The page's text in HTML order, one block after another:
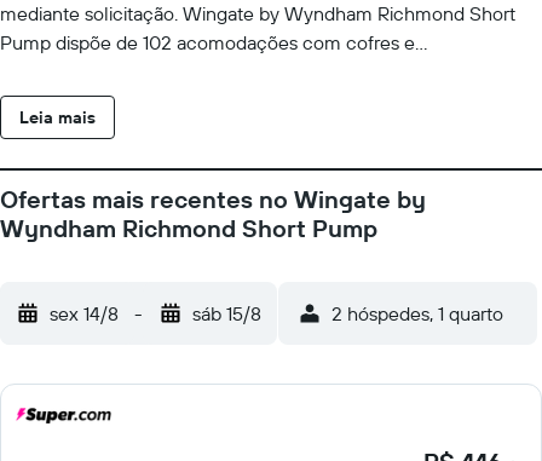
mediante solicitação. Wingate by Wyndham Richmond Short
Pump dispõe de 102 acomodações com cofres e
pillow-top. TVs LCD 50 polegadas vêm com canais premium via
satélite e filmes pagos. Os banheiros possuem produtos de
acessar internet com fio e Wi-Fi gratuitamente. As comodidades
para negócios incluem escrivaninhas e telefones; chamadas
locais grátis estão disponíveis (restrições podem ser aplicadas).
requisitados. O serviço de limpeza é fornecido serviço de
academia.
Leia mais
Ofertas mais recentes no Wingate by
Wyndham Richmond Short Pump
sex 14/8 - sáb 15/8 2 hóspedes, 1 quarto